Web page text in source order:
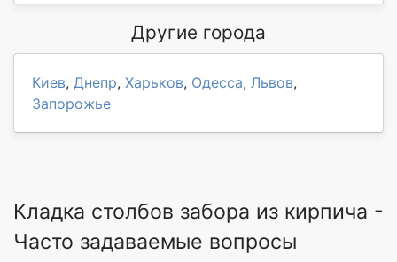
Другие города
Киев, Днепр, Харьков, Одесса, Львов,
Запорожье
Кладка столбов забора из кирпича -
Часто задаваемые вопросы